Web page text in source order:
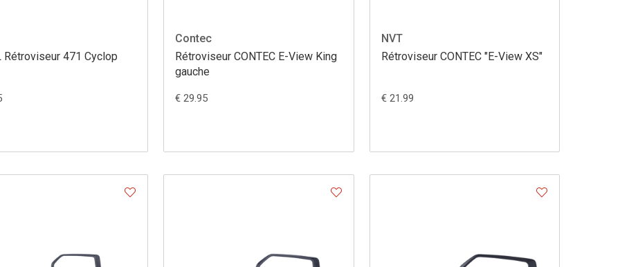
Rétroviseur 471 Cyclop
Contec
Rétroviseur CONTEC E-View King
gauche
€ 29.95
NVT
Rétroviseur CONTEC "E-View XS"
€ 21.99